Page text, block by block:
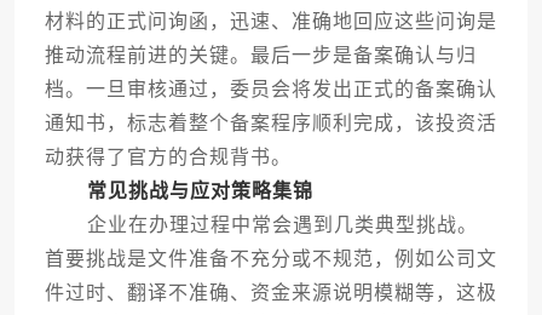
材料的正式问询函，迅速、准确地回应这些问询是
推动流程前进的关键。最后一步是备案确认与归
档。一旦审核通过，委员会将发出正式的备案确认
通知书，标志着整个备案程序顺利完成，该投资活
动获得了官方的合规背书。
常见挑战与应对策略集锦
企业在办理过程中常会遇到几类典型挑战。
首要挑战是文件准备不充分或不规范，例如公司文
件过时、翻译不准确、资金来源说明模糊等，这极